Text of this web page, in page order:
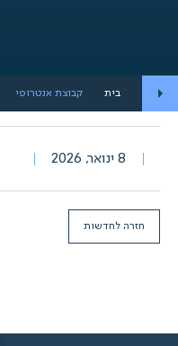
בית קבוצת אנטרופי
8 ינואר, 2026
חזרה לחדשות